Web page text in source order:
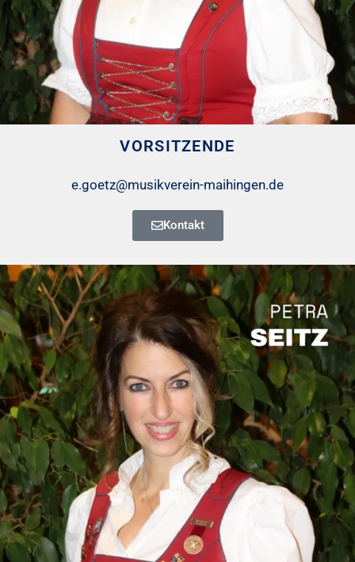
VORSITZENDE
e.goetz@musikverein-maihingen.de
Kontakt